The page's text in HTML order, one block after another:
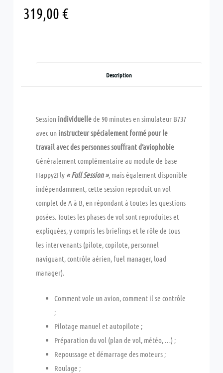
319,00€
Description
Session individuellede 90 minutes en simulateur B737
avec un instructeur spécialement formé pour le
travail avec des personnes souffrant d’aviophobie
Généralement complémentaire au module de base
Happy2Fly « Full Session », mais également disponible
indépendamment, cette session reproduit un vol
complet de A à B, en répondant à toutes les questions
posées. Toutes les phases de vol sont reproduites et
expliquées, y compris les briefings et le rôle de tous
les intervenants (pilote, copilote, personnel
naviguant, contrôle aérien, fuel manager, load
manager).
Comment vole un avion, comment il se contrôle
;
Pilotage manuel et autopilote ;
Préparation du vol (plan de vol, météo, …) ;
Repoussage et démarrage des moteurs ;
Roulage ;